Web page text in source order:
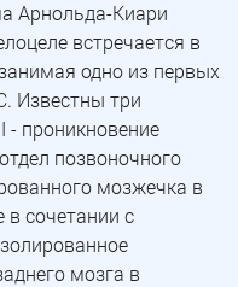
Арнольда-Киари
встречается в
одно из первых
Известны три
- проникновение
позвоночного
мозжечка в
сочетании с
мозга в